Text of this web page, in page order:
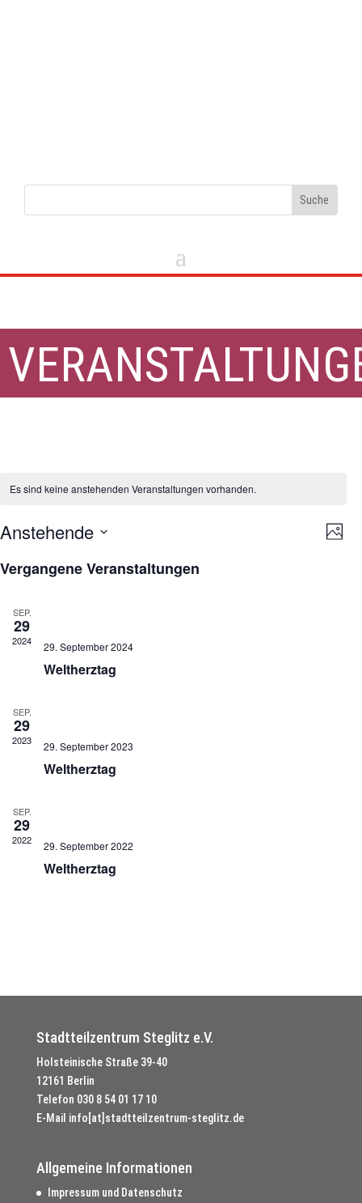
Es sind keine anstehenden Veranstaltungen vorhanden.
Foto
Anstehende
auswählen.
List
Veranstaltungen
in
Photo
Vergangene Veranstaltungen
SEP.
29
2024 29. September 2024
Weltherztag
SEP.
29
2023 29. September 2023
Weltherztag
SEP.
29
2022 29. September 2022
Weltherztag
Stadtteilzentrum Steglitz e.V.
Holsteinische Straße 39-40
12161 Berlin
Telefon 030 8 54 01 17 10
E-Mail info[at]stadtteilzentrum-steglitz.de
Allgemeine Informationen
Impressum und Datenschutz